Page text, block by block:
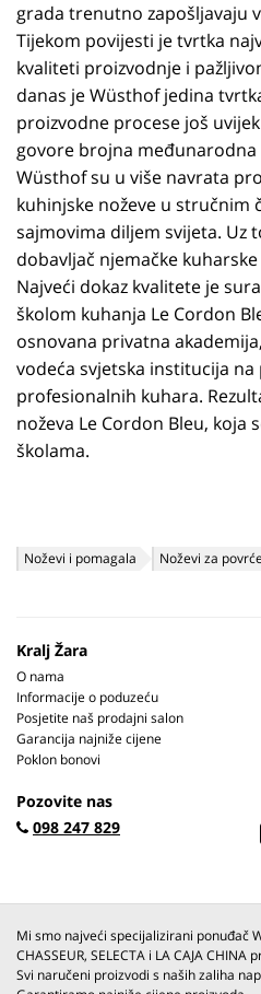
grada trenutno zapošljavaju
Tijekom povijesti je tvrtka
kvaliteti proizvodnje i
danas je Wüsthof jedina
proizvodne procese još
govore brojna međunarodna
Wüsthof su u više navrata
kuhinjske noževe u stručnim
sajmovima diljem svijeta. Uz
dobavljač njemačke
Najveći dokaz kvalitete je
školom kuhanja Le Cordon
osnovana privatna
vodeća svjetska institucija
profesionalnih kuhara.
noževa Le Cordon Bleu, koja
školama.
Noževi i pomagala Noževi za
Kralj Žara
O nama
Informacije o poduzeću
Posjetite naš prodajni salon
Garancija najniže cijene
Poklon bonovi
Pozovite nas
098 247 829
Mi smo najveći specijalizirani ponuđač
CHASSEUR, SELECTA i LA CAJA
Svi naručeni proizvodi s naših zaliha